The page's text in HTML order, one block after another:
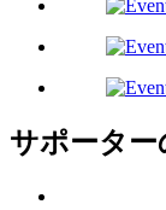
サポータ